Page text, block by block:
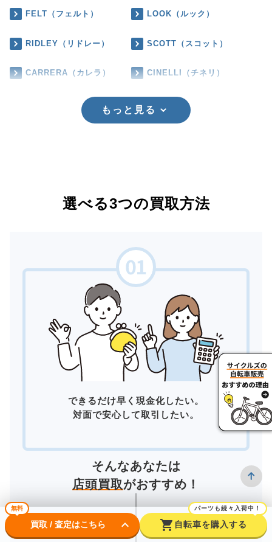
FELT（フェルト） LOOK（ルック）
RIDLEY（リドレー） SCOTT（スコット）
CARRERA（カレラ） CINELLI（チネリ）
もっと見る
選べる3つの買取方法
できるだけ早く現金化したい。
対面で安心して取引したい。
そんなあなたは
店頭買取がおすすめ！
無料
買取 / 査定はこちら keyboard_arrow_down shopping_cart
パーツも続々入荷中！
自転車を購入する